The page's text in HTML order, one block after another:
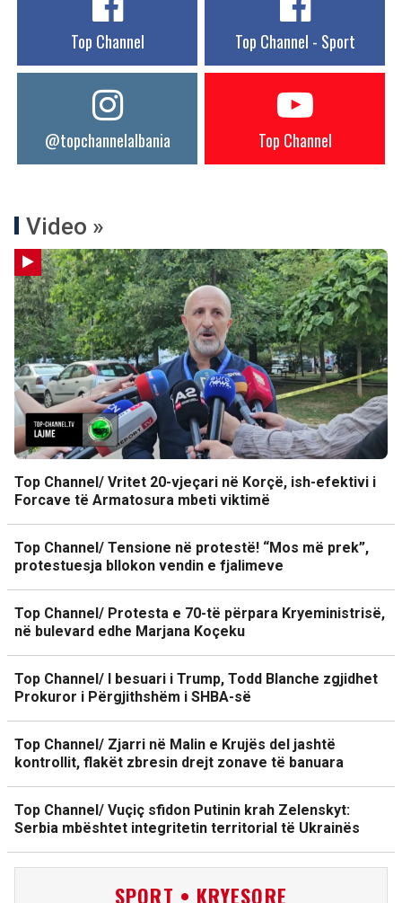
Top Channel Top Channel - Sport
@topchannelalbania Top Channel
Video »
Top Channel/ Vritet 20-vjeçari në Korçë, ish-efektivi i
Forcave të Armatosura mbeti viktimë
Top Channel/ Tensione në protestë! “Mos më prek”,
protestuesja bllokon vendin e fjalimeve
Top Channel/ Protesta e 70-të përpara Kryeministrisë,
në bulevard edhe Marjana Koçeku
Top Channel/ I besuari i Trump, Todd Blanche zgjidhet
Prokuror i Përgjithshëm i SHBA-së
Top Channel/ Zjarri në Malin e Krujës del jashtë
kontrollit, flakët zbresin drejt zonave të banuara
Top Channel/ Vuçiç sfidon Putinin krah Zelenskyt:
Serbia mbështet integritetin territorial të Ukrainës
SPORT • KRYESORE